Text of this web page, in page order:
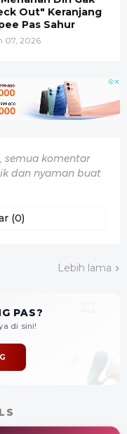
Out" Keranjang
Pas Sahur
07, 2026
semua komentar
dan nyaman buat
(0)
Lebih lama
PAS?
di sini!